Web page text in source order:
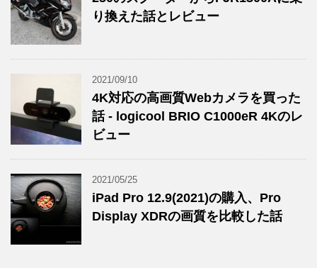
り換えた話とレビュー
2021/09/10
4K対応の高画質Webカメラを買った
話 - logicool BRIO C1000eR 4Kのレ
ビュー
2021/05/25
iPad Pro 12.9(2021)の購入、Pro
Display XDRの画質を比較した話